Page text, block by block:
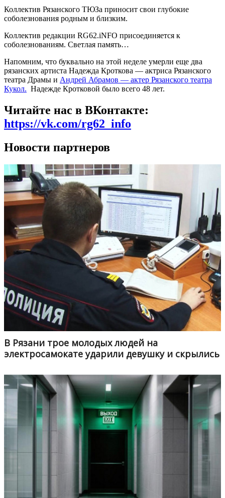
Коллектив Рязанского ТЮЗа приносит свои глубокие
соболезнования родным и близким.
Коллектив редакции RG62.iNFO присоединяется к
соболезнованиям. Светлая память…
Напомним, что буквально на этой неделе умерли еще два
рязанских артиста Надежда Кроткова — актриса Рязанского
театра Драмы и Андрей Абрамов — актер Рязанского театра
Кукол. Надежде Кротковой было всего 48 лет.
Читайте нас в ВКонтакте:
https://vk.com/rg62_info
Новости партнеров
В Рязани трое молодых людей на
электросамокате ударили девушку и скрылись